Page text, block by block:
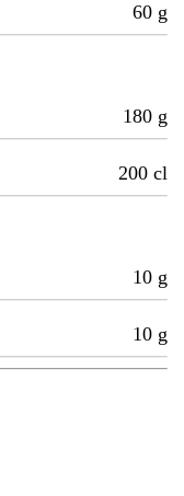
60 g
180 g
200 cl
10 g
10 g